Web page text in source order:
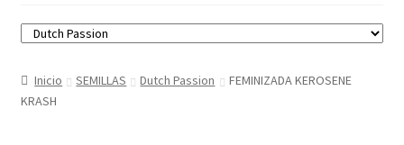
Carrito
Mi cuenta
Inicio SEMILLAS Dutch Passion
FEMINIZADA KEROSENE
KRASH